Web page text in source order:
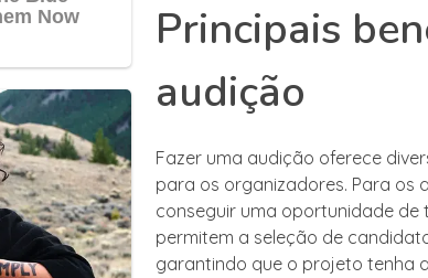
Principais
audição
Fazer uma audição oferece
para os organizadores. Para os
conseguir uma oportunidade de
permitem a seleção de
garantindo que o projeto tenha